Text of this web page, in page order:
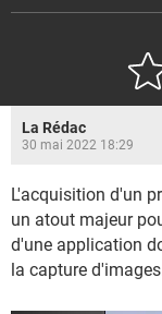
La Rédac
30 mai 2022 18:29
L'acquisition d'un
un atout majeur
d'une application
la capture